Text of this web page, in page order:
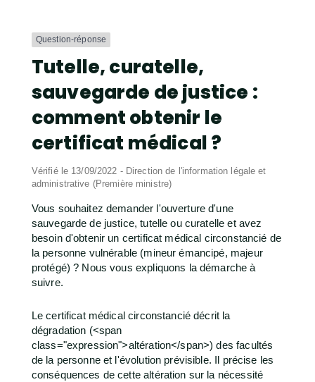
Question-réponse
Tutelle, curatelle,
sauvegarde de justice :
comment obtenir le
certificat médical ?
Vérifié le 13/09/2022 - Direction de l'information légale et
administrative (Première ministre)
Vous souhaitez demander l'ouverture d'une
sauvegarde de justice, tutelle ou curatelle et avez
besoin d'obtenir un certificat médical circonstancié de
la personne vulnérable (mineur émancipé, majeur
protégé) ? Nous vous expliquons la démarche à
suivre.
Le certificat médical circonstancié décrit la
dégradation (<span
class="expression">altération</span>) des facultés
de la personne et l'évolution prévisible. Il précise les
conséquences de cette altération sur la nécessité